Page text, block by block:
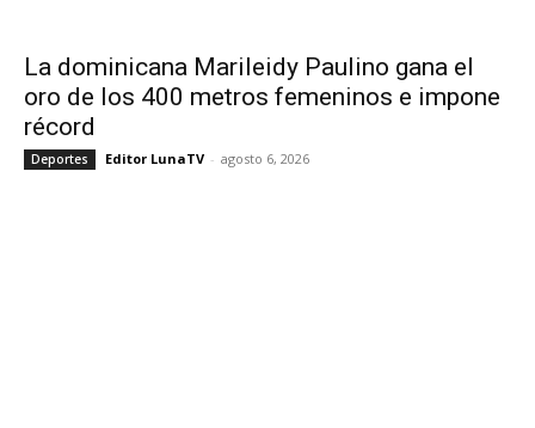
La dominicana Marileidy Paulino gana el
oro de los 400 metros femeninos e impone
récord
Deportes Editor LunaTV - agosto 6, 2026